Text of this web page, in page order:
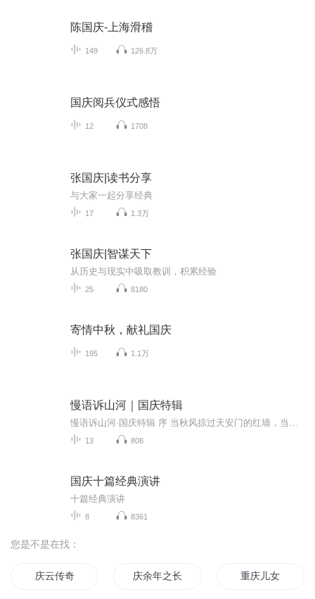
陈国庆-上海滑稽
149 126.8万
国庆阅兵仪式感悟
12 1708
张国庆|读书分享
与大家一起分享经典
17 1.3万
张国庆|智谋天下
从历史与现实中吸取教训，积累经验
25 8180
寄情中秋，献礼国庆
195 1.1万
慢语诉山河｜国庆特辑
13 808
国庆十篇经典演讲
十篇经典演讲
8 8361
您是不是在找：
庆云传奇 庆余年之长歌行 重庆儿女